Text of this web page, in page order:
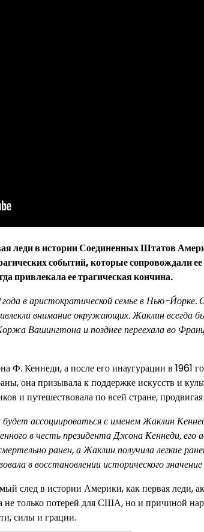
леди в истории Соединенных Штатов
событий, которые сопровождали
привлекала ее трагическая кончина.
в аристократической семье в Нью-
внимание окружающих. Жаклин всегда
Вашингтона и позднее переехала во
Ф. Кеннеди, а после его инаугурации в 1961
она призывала к поддержке искусств и
и путешествовала по всей стране,
будет ассоциироваться с именем Жаклин
в честь президента Джона Кеннеди, его
ранен, а Жаклин получила легкие
в восстановлении исторического
след в истории Америки, как первая леди,
не только потерей для США, но и причиной
силы и грации.